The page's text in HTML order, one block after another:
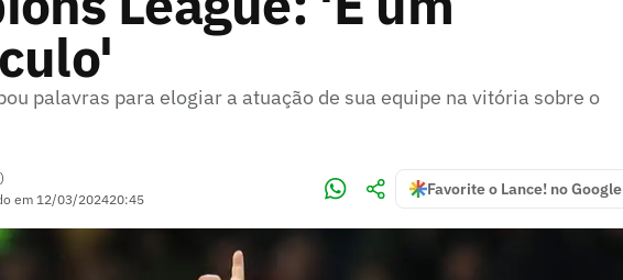
palavras para elogiar a atuação de sua equipe na vitória sobre o
em 12/03/202420:45
Favorite o Lance! no Google